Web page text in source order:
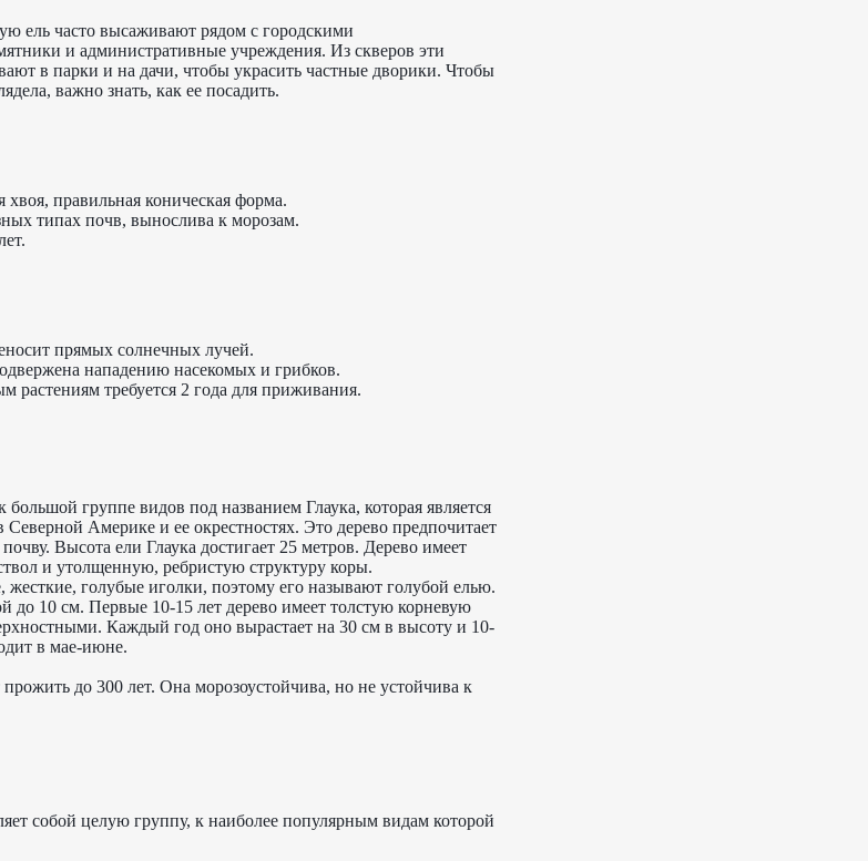
ель часто высаживают рядом с городскими
и административные учреждения. Из скверов эти
в парки и на дачи, чтобы украсить частные дворики. Чтобы
важно знать, как ее посадить.
правильная коническая форма.
типах почв, вынослива к морозам.
прямых солнечных лучей.
нападению насекомых и грибков.
требуется 2 года для приживания.
группе видов под названием Глаука, которая является
Америке и ее окрестностях. Это дерево предпочитает
Высота ели Глаука достигает 25 метров. Дерево имеет
и утолщенную, ребристую структуру коры.
жесткие, голубые иголки, поэтому его называют голубой елью.
до 10 см. Первые 10-15 лет дерево имеет толстую корневую
Каждый год оно вырастает на 30 см в высоту и 10-
в мае-июне.
до 300 лет. Она морозоустойчива, но не устойчива к
собой целую группу, к наиболее популярным видам которой